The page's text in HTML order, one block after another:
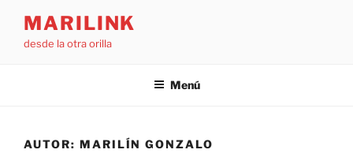
contenido
MARILINK
desde la otra orilla
Menú
AUTOR: MARILÍN GONZALO